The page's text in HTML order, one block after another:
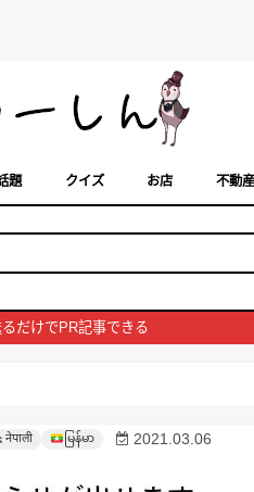
題 クイズ お店 不動産
だけでPR記事できる
नेपाली မြန်မာ 2021.03.06